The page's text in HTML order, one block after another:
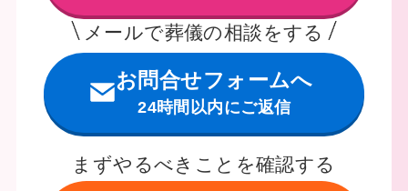
メールで葬儀の相談をする
お問合せフォームへ
24時間以内にご返信
まずやるべきことを確認する